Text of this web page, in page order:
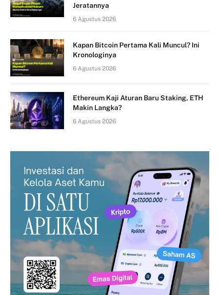
Jeratannya
6 Agustus 2026
Kapan Bitcoin Pertama Kali Muncul? Ini
Kronologinya
6 Agustus 2026
Ethereum Kaji Aturan Baru Staking, ETH
Makin Langka?
6 Agustus 2026